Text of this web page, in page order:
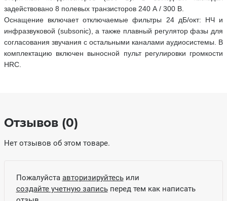
задействовано 8 полевых транзисторов 240 А / 300 В.
Оснащение включает отключаемые фильтры 24 дБ/окт: НЧ и
инфразвуковой (subsonic), а также плавный регулятор фазы для
согласования звучания с остальными каналами аудиосистемы. В
комплектацию включен выносной пульт регулировки громкости
HRC.
Отзывов (0)
Нет отзывов об этом товаре.
Пожалуйста авторизируйтесьили
создайте учетную записьперед тем как написать